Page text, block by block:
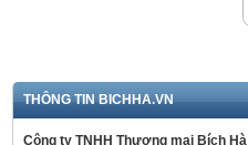
THÔNG TIN BICHHA.VN
Công ty TNHH Thương mại Bích Hà